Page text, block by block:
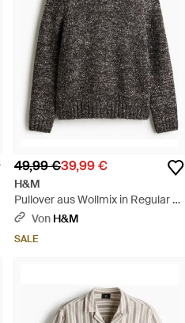
49,99 €39,99 €
H&M
Pullover aus Wollmix in Regular Fit
- Grau
Von H&M
SALE